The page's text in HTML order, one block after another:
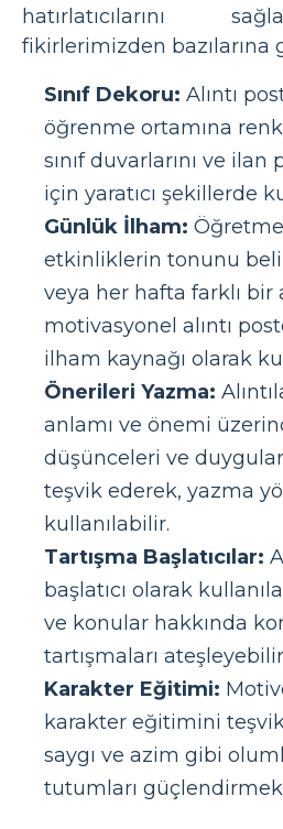
hatırlatıcılarını
fikirlerimizden bazılarına
Sınıf Dekoru: Alıntı
öğrenme ortamına
sınıf duvarlarını ve ilan
için yaratıcı şekillerde
Günlük İlham:
etkinliklerin tonunu
veya her hafta farklı bir
motivasyonel alıntı
ilham kaynağı olarak
Önerileri Yazma:
anlamı ve önemi
düşünceleri ve
teşvik ederek, yazma
kullanılabilir.
Tartışma Başlatıcılar:
başlatıcı olarak
ve konular hakkında
tartışmaları
Karakter Eğitimi:
karakter eğitimini
saygı ve azim gibi
tutumları